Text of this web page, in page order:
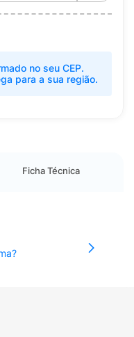
no seu CEP.
para a sua região.
Ficha Técnica